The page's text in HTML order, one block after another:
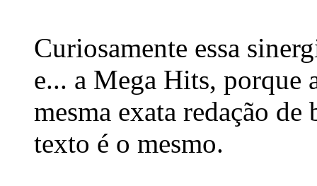
Curiosamente essa
e... a Mega Hits, porque
mesma exata redação
texto é o mesmo.